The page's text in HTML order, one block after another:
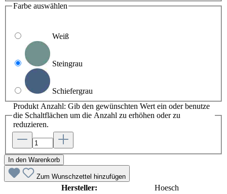
Farbe auswählen
Weiß
Steingrau
Schiefergrau
Produkt Anzahl: Gib den gewünschten Wert ein oder benutze
die Schaltflächen um die Anzahl zu erhöhen oder zu
reduzieren.
In den Warenkorb
Zum Wunschzettel hinzufügen
Hersteller: Hoesch